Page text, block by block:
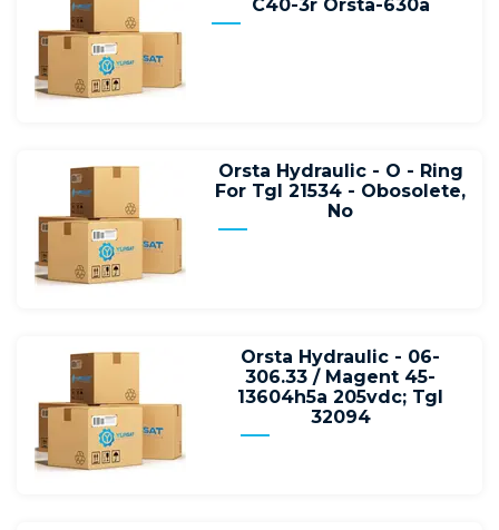
C40-3r Orsta-630a
Orsta Hydraulic - O - Ring
For Tgl 21534 - Obosolete,
No
Orsta Hydraulic - 06-
306.33 / Magent 45-
13604h5a 205vdc; Tgl
32094